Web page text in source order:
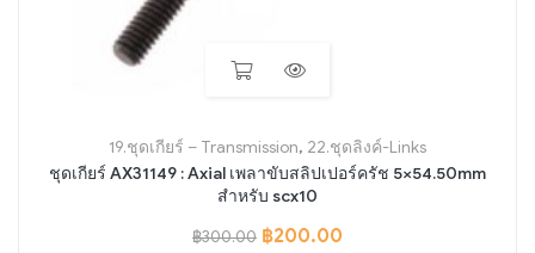
19.ชุดเกียร์ – Transmission, 22.ชุดลิงค์-Links
ชุดเกียร์ AX31149 : Axial เพลาขับสลิปเปอร์ครัช 5×54.50mm
สำหรับ scx10
฿300.00 ฿200.00